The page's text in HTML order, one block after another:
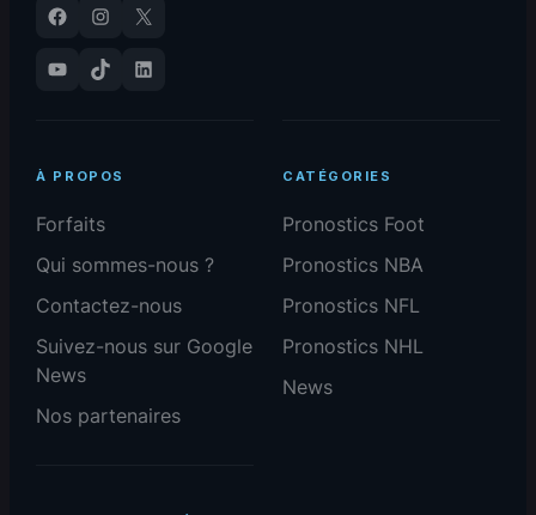
Facebook Instagram
X
YouTube
TikTok LinkedIn
À PROPOS
Forfaits
Qui sommes-nous ?
Contactez-nous
Suivez-nous sur Google
News
Nos partenaires
CATÉGORIES
Pronostics Foot
Pronostics NBA
Pronostics NFL
Pronostics NHL
News